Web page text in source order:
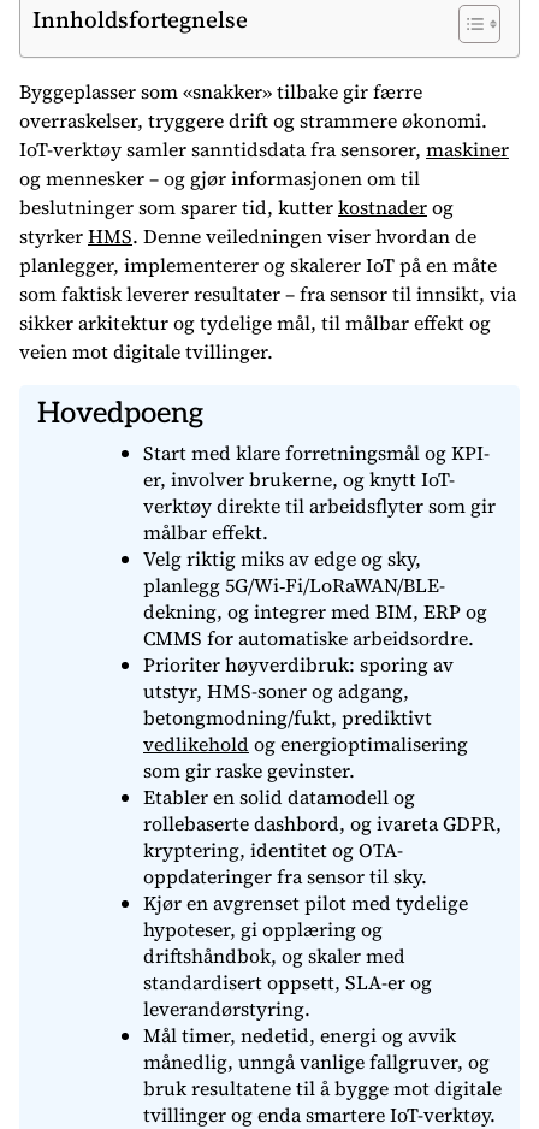
Innholdsfortegnelse
Byggeplasser som «snakker» tilbake gir færre
overraskelser, tryggere drift og strammere økonomi.
IoT-verktøy samler sanntidsdata fra sensorer, maskiner
og mennesker – og gjør informasjonen om til
beslutninger som sparer tid, kutterkostnaderog
styrkerHMS. Denne veiledningen viser hvordan de
planlegger, implementerer og skalerer IoT på en måte
som faktisk leverer resultater – fra sensor til innsikt, via
sikker arkitektur og tydelige mål, til målbar effekt og
veien mot digitale tvillinger.
Hovedpoeng
Start med klare forretningsmål og KPI-
er, involver brukerne, og knytt IoT-
verktøy direkte til arbeidsflyter som gir
målbar effekt.
Velg riktig miks av edge og sky,
planlegg 5G/Wi‑Fi/LoRaWAN/BLE-
dekning, og integrer med BIM, ERP og
CMMS for automatiske arbeidsordre.
Prioriter høyverdibruk: sporing av
utstyr, HMS-soner og adgang,
betongmodning/fukt, prediktivt
vedlikeholdog energioptimalisering
som gir raske gevinster.
Etabler en solid datamodell og
rollebaserte dashbord, og ivareta GDPR,
kryptering, identitet og OTA-
oppdateringer fra sensor til sky.
Kjør en avgrenset pilot med tydelige
hypoteser, gi opplæring og
driftshåndbok, og skaler med
standardisert oppsett, SLA-er og
leverandørstyring.
Mål timer, nedetid, energi og avvik
månedlig, unngå vanlige fallgruver, og
bruk resultatene til å bygge mot digitale
tvillinger og enda smartere IoT-verktøy.